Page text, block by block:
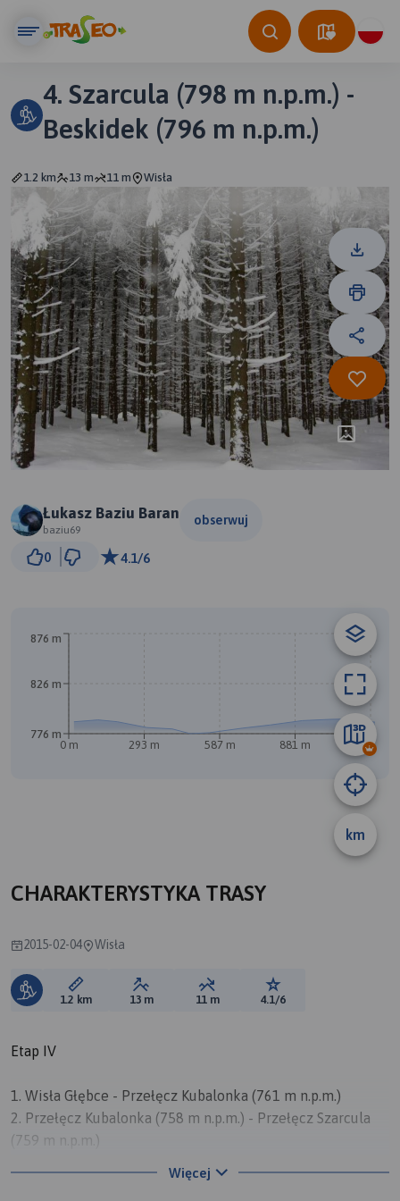
4. Szarcula (798 m n.p.m.) -
Beskidek (796 m n.p.m.)
1.2 km 13 m 11 m Wisła
Łukasz Baziu Baran
baziu69
obserwuj
0 4.1/6
B
km
0 m 293 m 587 m 881 m 1.1 km
776 m
826 m
876 m
CHARAKTERYSTYKA TRASY
2015-02-04 Wisła
Długość trasy:
1.2 km Suma przewyższeń:
13 m Suma spadków:
11 m Ocena trasy:
4.1/6
Etap IV
1. Wisła Głębce - Przełęcz Kubalonka (761 m n.p.m.)
2. Przełęcz Kubalonka (758 m n.p.m.) - Przełęcz Szarcula
(759 m n.p.m.)
Więcej